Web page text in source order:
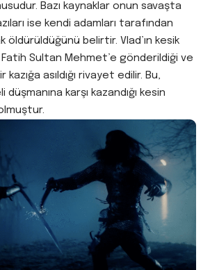
Bazı kaynaklar onun savaşta
ise kendi adamları tarafından
belirtir. Vlad’ın kesik
Fatih Sultan Mehmet’e gönderildiği ve
asıldığı rivayet edilir. Bu,
düşmanına karşı kazandığı kesin